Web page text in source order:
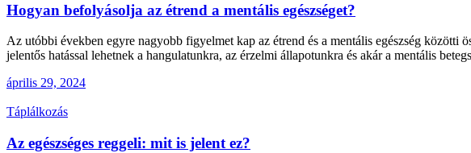
Hogyan befolyásolja az étrend a mentális egészséget?
Az utóbbi években egyre nagyobb figyelmet kap az étrend és a mentális egészség
jelentős hatással lehetnek a hangulatunkra, az érzelmi állapotunkra és akár a mentális
április 29, 2024
Táplálkozás
Az egészséges reggeli: mit is jelent ez?